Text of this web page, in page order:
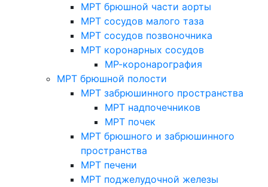
МРТ брюшной части аорты
МРТ сосудов малого таза
МРТ сосудов позвоночника
МРТ коронарных сосудов
МР-коронарография
МРТ брюшной полости
МРТ забрюшинного пространства
МРТ надпочечников
МРТ почек
МРТ брюшного и забрюшинного
пространства
МРТ печени
МРТ поджелудочной железы